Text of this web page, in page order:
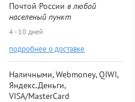
Почтой России в любой
населеный пункт
4 - 10 дней
подробнее о доставке
Наличными, Webmoney, QIWI,
Яндекс.Деньги,
VISA/MasterCard